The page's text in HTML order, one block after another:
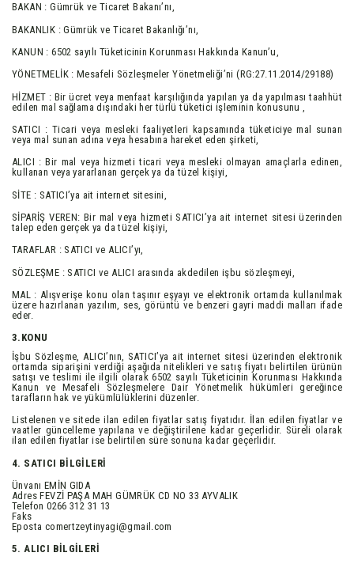
BAKAN : Gümrük ve Ticaret Bakanı’nı,
BAKANLIK : Gümrük ve Ticaret Bakanlığı’nı,
KANUN : 6502 sayılı Tüketicinin Korunması Hakkında Kanun’u,
YÖNETMELİK : Mesafeli Sözleşmeler Yönetmeliği’ni (RG:27.11.2014/29188)
HİZMET : Bir ücret veya menfaat karşılığında yapılan ya da yapılması taahhüt
edilen mal sağlama dışındaki her türlü tüketici işleminin konusunu ,
SATICI : Ticari veya mesleki faaliyetleri kapsamında tüketiciye mal sunan
veya mal sunan adına veya hesabına hareket eden şirketi,
ALICI : Bir mal veya hizmeti ticari veya mesleki olmayan amaçlarla edinen,
kullanan veya yararlanan gerçek ya da tüzel kişiyi,
SİTE : SATICI’ya ait internet sitesini,
SİPARİŞ VEREN: Bir mal veya hizmeti SATICI’ya ait internet sitesi üzerinden
talep eden gerçek ya da tüzel kişiyi,
TARAFLAR : SATICI ve ALICI’yı,
SÖZLEŞME : SATICI ve ALICI arasında akdedilen işbu sözleşmeyi,
MAL : Alışverişe konu olan taşınır eşyayı ve elektronik ortamda kullanılmak
üzere hazırlanan yazılım, ses, görüntü ve benzeri gayri maddi malları ifade
eder.
3.KONU
İşbu Sözleşme, ALICI’nın, SATICI’ya ait internet sitesi üzerinden elektronik
ortamda siparişini verdiği aşağıda nitelikleri ve satış fiyatı belirtilen ürünün
satışı ve teslimi ile ilgili olarak 6502 sayılı Tüketicinin Korunması Hakkında
Kanun ve Mesafeli Sözleşmelere Dair Yönetmelik hükümleri gereğince
tarafların hak ve yükümlülüklerini düzenler.
Listelenen ve sitede ilan edilen fiyatlar satış fiyatıdır. İlan edilen fiyatlar ve
vaatler güncelleme yapılana ve değiştirilene kadar geçerlidir. Süreli olarak
ilan edilen fiyatlar ise belirtilen süre sonuna kadar geçerlidir.
4. SATICI BİLGİLERİ
Ünvanı EMİN GIDA
Adres FEVZİ PAŞA MAH GÜMRÜK CD NO 33 AYVALIK
Telefon 0266 312 31 13
Faks
Eposta comertzeytinyagi@gmail.com
5. ALICI BİLGİLERİ